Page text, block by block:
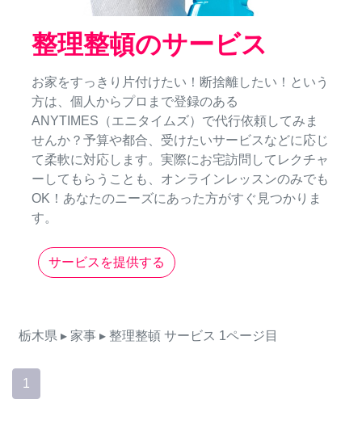
整理整頓のサービス
お家をすっきり片付けたい！断捨離したい！という
方は、個人からプロまで登録のある
ANYTIMES（エニタイムズ）で代行依頼してみま
せんか？予算や都合、受けたいサービスなどに応じ
て柔軟に対応します。実際にお宅訪問してレクチャ
ーしてもらうことも、オンラインレッスンのみでも
OK！あなたのニーズにあった方がすぐ見つかりま
す。
サービスを提供する
栃木県 ▸ 家事 ▸ 整理整頓 サービス 1ページ目
1